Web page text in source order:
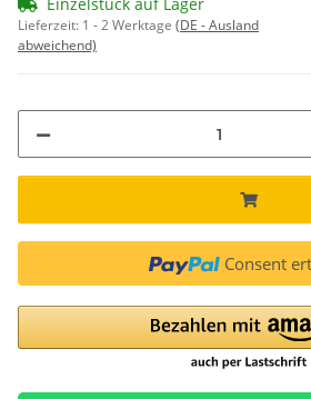
Lieferzeit: 1 - 2 Werktage (DE - Ausland
abweichend)
Consent